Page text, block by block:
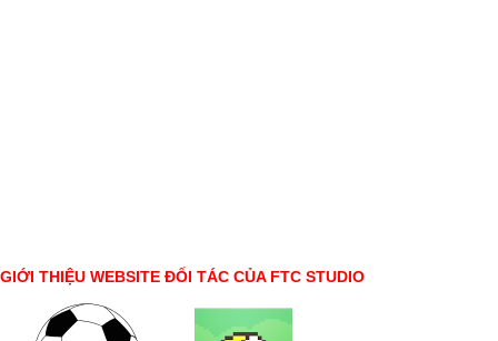
GIỚI THIỆU WEBSITE ĐỐI TÁC CỦA FTC STUDIO